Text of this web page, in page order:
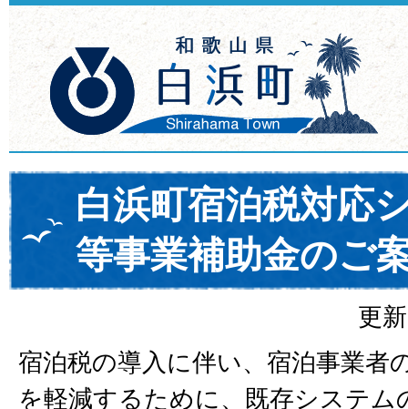
白浜町宿泊税対応
等事業補助金のご
更
宿泊税の導入に伴い、宿泊事業者
を軽減するために、既存システム